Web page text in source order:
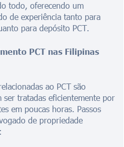
todo, oferecendo um
de experiência tanto para
para depósito PCT.
PCT nas Filipinas
ao PCT são
ser tratadas eficientemente por
em poucas horas. Passos
de propriedade